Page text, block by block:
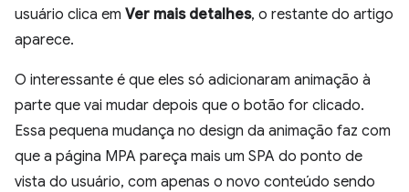
usuário clica em Ver mais detalhes, o restante do artigo
aparece.
O interessante é que eles só adicionaram animação à
parte que vai mudar depois que o botão for clicado.
Essa pequena mudança no design da animação faz com
que a página MPA pareça mais um SPA do ponto de
vista do usuário, com apenas o novo conteúdo sendo